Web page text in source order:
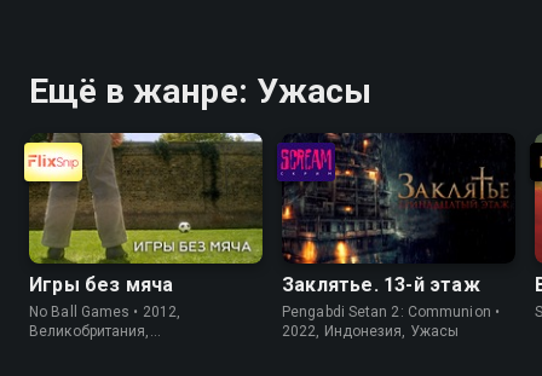
Ещё в жанре: Ужасы
Игры без мяча
No Ball Games • 2012,
Великобритания,
Заклятье. 13-й этаж
Pengabdi Setan 2: Communion •
2022, Индонезия, Ужасы